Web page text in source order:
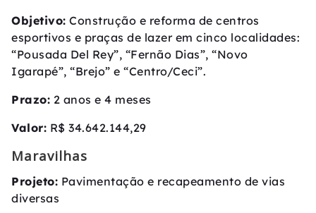
Objetivo: Construção e reforma de centros
esportivos e praças de lazer em cinco localidades:
“Pousada Del Rey”, “Fernão Dias”, “Novo
Igarapé”, “Brejo” e “Centro/Ceci”.
Prazo: 2 anos e 4 meses
Valor: R$ 34.642.144,29
Maravilhas
Projeto: Pavimentação e recapeamento de vias
diversas